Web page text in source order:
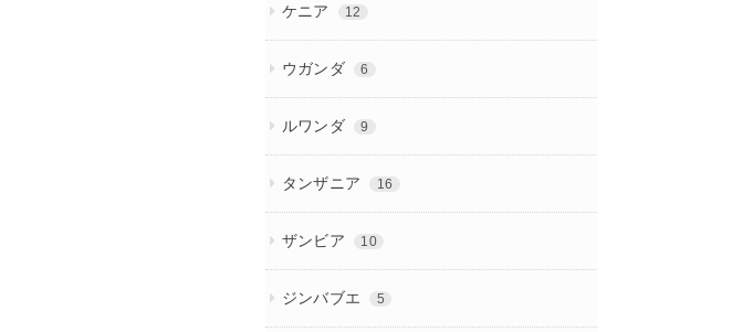
ケニア 12
ウガンダ 6
ルワンダ 9
タンザニア 16
ザンビア 10
ジンバブエ 5